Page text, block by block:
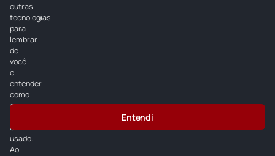
outras
tecnologias
para
lembrar
de
você
e
entender
como
o
é
usado.
Ao
Entendi
Inicial